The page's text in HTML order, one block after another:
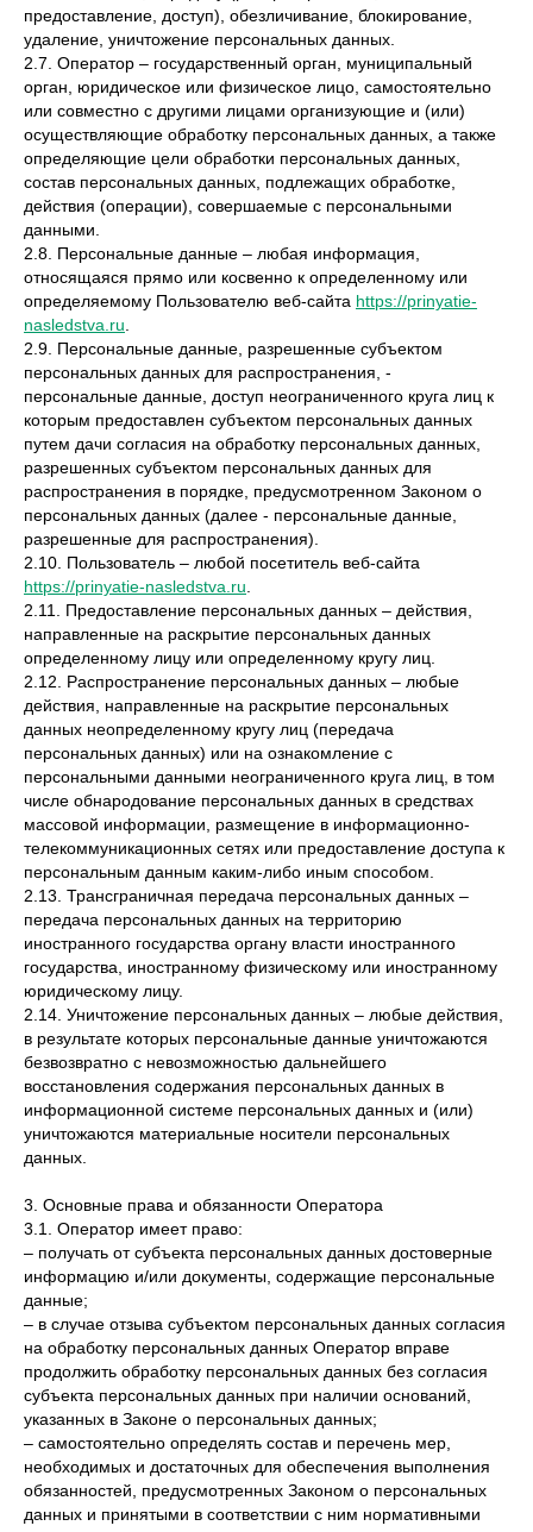
предоставление, доступ), обезличивание, блокирование,
удаление, уничтожение персональных данных.
2.7. Оператор – государственный орган, муниципальный
орган, юридическое или физическое лицо, самостоятельно
или совместно с другими лицами организующие и (или)
осуществляющие обработку персональных данных, а также
определяющие цели обработки персональных данных,
состав персональных данных, подлежащих обработке,
действия (операции), совершаемые с персональными
данными.
2.8. Персональные данные – любая информация,
относящаяся прямо или косвенно к определенному или
определяемому Пользователю веб-сайта https://prinyatie-
nasledstva.ru
2.9. Персональные данные, разрешенные субъектом
персональных данных для распространения, -
персональные данные, доступ неограниченного круга лиц к
которым предоставлен субъектом персональных данных
путем дачи согласия на обработку персональных данных,
разрешенных субъектом персональных данных для
распространения в порядке, предусмотренном Законом о
персональных данных (далее - персональные данные,
разрешенные для распространения).
2.10. Пользователь – любой посетитель веб-сайта
https://prinyatie-nasledstva.ru
2.11. Предоставление персональных данных – действия,
направленные на раскрытие персональных данных
определенному лицу или определенному кругу лиц.
2.12. Распространение персональных данных – любые
действия, направленные на раскрытие персональных
данных неопределенному кругу лиц (передача
персональных данных) или на ознакомление с
персональными данными неограниченного круга лиц, в том
числе обнародование персональных данных в средствах
массовой информации, размещение в информационно-
телекоммуникационных сетях или предоставление доступа к
персональным данным каким-либо иным способом.
2.13. Трансграничная передача персональных данных –
передача персональных данных на территорию
иностранного государства органу власти иностранного
государства, иностранному физическому или иностранному
юридическому лицу.
2.14. Уничтожение персональных данных – любые действия,
в результате которых персональные данные уничтожаются
безвозвратно с невозможностью дальнейшего
восстановления содержания персональных данных в
информационной системе персональных данных и (или)
уничтожаются материальные носители персональных
данных.
3. Основные права и обязанности Оператора
3.1. Оператор имеет право:
– получать от субъекта персональных данных достоверные
информацию и/или документы, содержащие персональные
данные;
– в случае отзыва субъектом персональных данных согласия
на обработку персональных данных Оператор вправе
продолжить обработку персональных данных без согласия
субъекта персональных данных при наличии оснований,
указанных в Законе о персональных данных;
– самостоятельно определять состав и перечень мер,
необходимых и достаточных для обеспечения выполнения
обязанностей, предусмотренных Законом о персональных
данных и принятыми в соответствии с ним нормативными